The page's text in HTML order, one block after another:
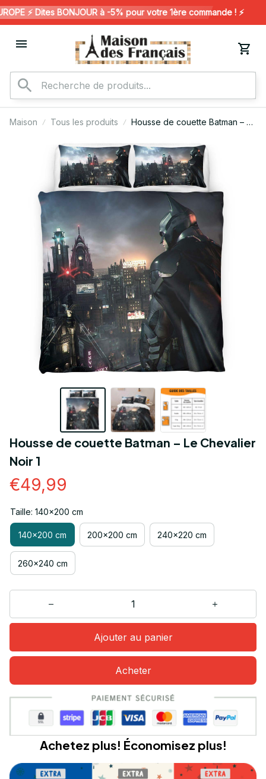
⚡️ Dites BONJOUR à -5% pour votre 1ère commande ! ⚡️
Maison Tous les produits
Housse de couette Batman – Le
Housse de couette Batman – Le Chevalier
Noir 1
€49,99
Taille: 140x200 cm
140x200 cm 200x200 cm 240x220 cm
260x240 cm
Ajouter au panier
Acheter
Achetez plus! Économisez plus!